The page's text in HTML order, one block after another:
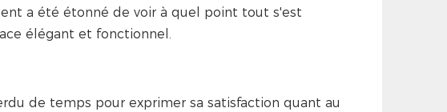
a été étonné de voir à quel point tout s'est
élégant et fonctionnel.
de temps pour exprimer sa satisfaction quant au